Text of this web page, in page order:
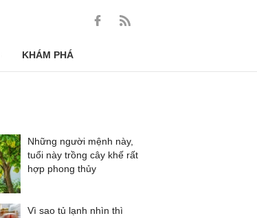
KHÁM PHÁ
Những người mệnh này,
tuổi này trồng cây khế rất
hợp phong thủy
Vì sao tủ lạnh nhìn thì